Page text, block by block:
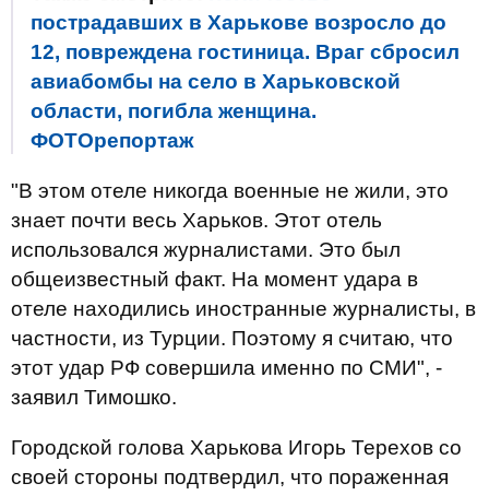
пострадавших в Харькове возросло до
12, повреждена гостиница. Враг сбросил
авиабомбы на село в Харьковской
области, погибла женщина.
ФОТОрепортаж
"В этом отеле никогда военные не жили, это
знает почти весь Харьков. Этот отель
использовался журналистами. Это был
общеизвестный факт. На момент удара в
отеле находились иностранные журналисты, в
частности, из Турции. Поэтому я считаю, что
этот удар РФ совершила именно по СМИ", -
заявил Тимошко.
Городской голова Харькова Игорь Терехов со
своей стороны подтвердил, что пораженная